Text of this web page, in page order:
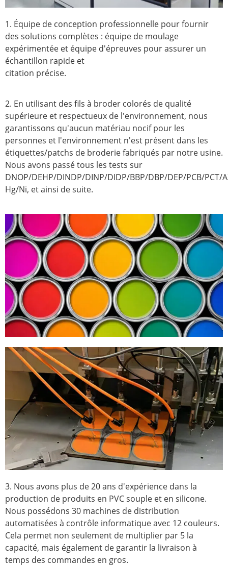
1. Équipe de conception professionnelle pour fournir
des solutions complètes : équipe de moulage
expérimentée et équipe d'épreuves pour assurer un
échantillon rapide et
citation précise.
2. En utilisant des fils à broder colorés de qualité
supérieure et respectueux de l'environnement, nous
garantissons qu'aucun matériau nocif pour les
personnes et l'environnement n'est présent dans les
étiquettes/patchs de broderie fabriqués par notre usine.
Nous avons passé tous les tests sur
DNOP/DEHP/DINDP/DINP/DIDP/BBP/DBP/DEP/PCB/
Hg/Ni, et ainsi de suite.
3. Nous avons plus de 20 ans d'expérience dans la
production de produits en PVC souple et en silicone.
Nous possédons 30 machines de distribution
automatisées à contrôle informatique avec 12 couleurs.
Cela permet non seulement de multiplier par 5 la
capacité, mais également de garantir la livraison à
temps des commandes en gros.